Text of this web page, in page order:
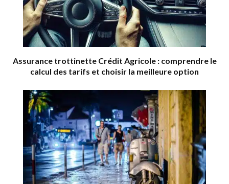
Assurance trottinette Crédit Agricole : comprendre le
calcul des tarifs et choisir la meilleure option